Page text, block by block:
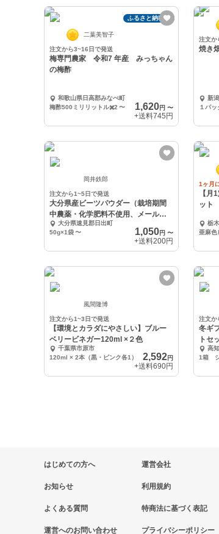
ふるさと納税可
二葉美智子
注文から3~16日で発送
梅専門農家 令和7 年産 みっちゃん
の梅酢
和歌山県日高郡みなべ町
梅酢500ミリリットル✖️2 〜 1,620円 〜
+送料745円
注文か
焼き
新
１パ
岡井鉄郎
注文から1~5日で発送
大分県産ビーツパウダー（栽培期間
中農薬・化学肥料不使用、メール便
発送）
大分県速見郡日出町
50g×1袋〜 1,050円 〜
+送料200円
1ヶ月
【月
ット
栃
亜麻色
風間隆博
注文から1~3日で発送
【環境とカラダにやさしい】ブルー
ベリービネガー120ml ×２色
千葉県市原市
120ml × 2本（黒・ピンク各1）
2,592円
+送料690円
注文か
冬ギ
トセ
高
はじめての方へ
お知らせ
よくある質問
運営へのお問い合わせ
運営会社
利用規約
特商法に基づく表記
プライバシーポリシー